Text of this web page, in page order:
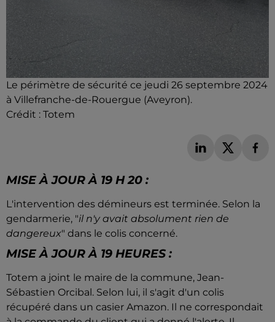
Le périmètre de sécurité ce jeudi 26 septembre 2024
à Villefranche-de-Rouergue (Aveyron).
Crédit : Totem
MISE À JOUR À 19 H 20 :
L'intervention des démineurs est terminée. Selon la
gendarmerie, "il n'y avait absolument rien de
dangereux" dans le colis concerné.
MISE À JOUR À 19 HEURES :
Totem a joint le maire de la commune, Jean-
Sébastien Orcibal. Selon lui, il s'agit d'un colis
récupéré dans un casier Amazon. Il ne correspondait